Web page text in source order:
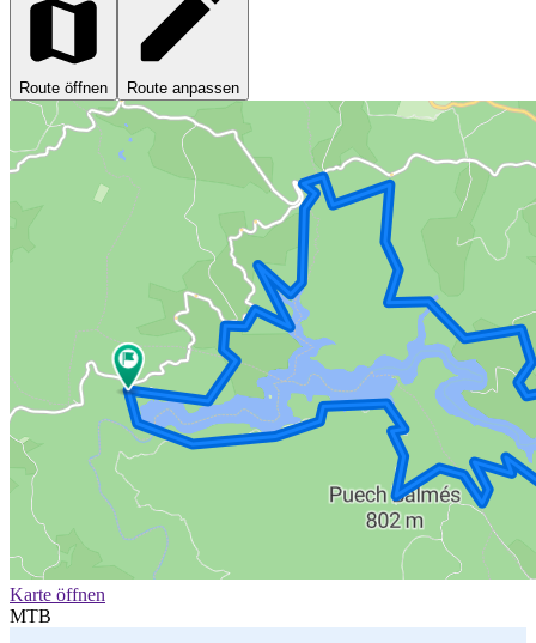
Route öffnen Route anpassen
Karte öffnen
MTB